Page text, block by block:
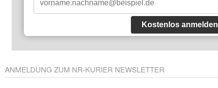
Kostenlos anmelden
ANMELDUNG ZUM NR-KURIER NEWSLETTER